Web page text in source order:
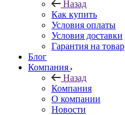
Назад
Как купить
Условия оплаты
Условия доставки
Гарантия на товар
Блог
Компания
Назад
Компания
О компании
Новости